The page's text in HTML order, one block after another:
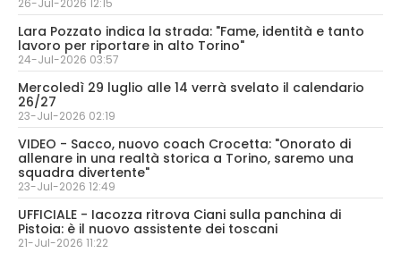
26-Jul-2026 12:15
Lara Pozzato indica la strada: "Fame, identità e tanto
lavoro per riportare in alto Torino"
24-Jul-2026 03:57
Mercoledì 29 luglio alle 14 verrà svelato il calendario
26/27
23-Jul-2026 02:19
VIDEO - Sacco, nuovo coach Crocetta: "Onorato di
allenare in una realtà storica a Torino, saremo una
squadra divertente"
23-Jul-2026 12:49
UFFICIALE - Iacozza ritrova Ciani sulla panchina di
Pistoia: è il nuovo assistente dei toscani
21-Jul-2026 11:22